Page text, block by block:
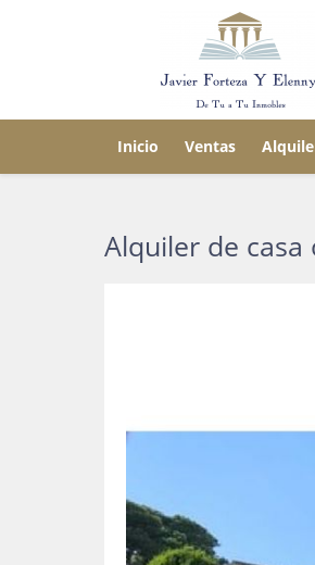
Inicio Ventas
Alquiler de